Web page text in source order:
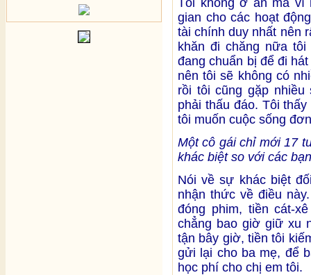
Tôi không ở ẩn mà vì
gian cho các hoạt
tài chính duy nhất nên
khăn đi chăng nữa
đang chuẩn bị để đi
nên tôi sẽ không có
rồi tôi cũng gặp
phải thấu đáo. Tôi
tôi muốn cuộc sống
Một cô gái chỉ mới 17
khác biệt so với các
Nói về sự khác biệt
nhận thức về điều
đóng phim, tiền cát-
chẳng bao giờ giữ xu
tận bây giờ, tiền tôi
gửi lại cho ba mẹ, để
học phí cho chị em tôi.